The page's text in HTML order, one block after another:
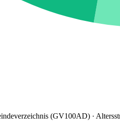
(GV100AD) ·